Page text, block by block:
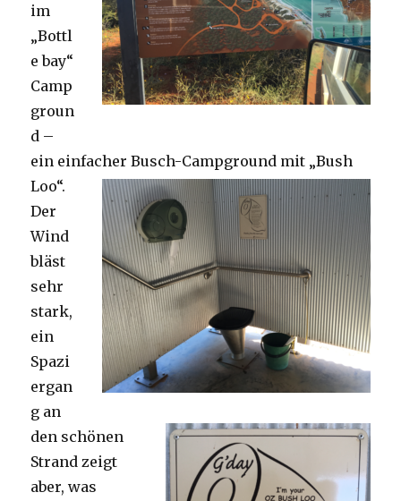
im
„Bottl
e bay“
Camp
groun
d –
ein einfacher Busch-Campground mit „Bush
Loo“.
Der
Wind
bläst
sehr
stark,
ein
Spazi
ergan
g an
den schönen
Strand zeigt
aber, was